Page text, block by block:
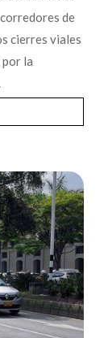
de
cierres viales
la